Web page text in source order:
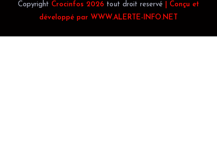
Copyright Crocinfos 2026 tout droit reservé
| Conçu et
développé par WWW.ALERTE-INFO.NET